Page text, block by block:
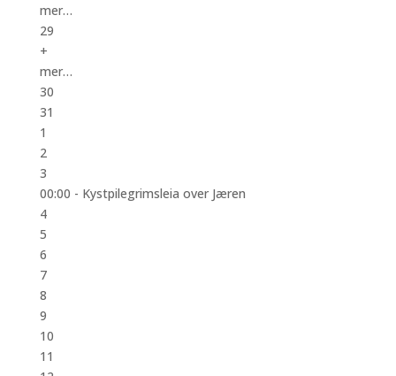
mer…
29
+
mer…
30
31
1
2
3
00:00 - Kystpilegrimsleia over Jæren
4
5
6
7
8
9
10
11